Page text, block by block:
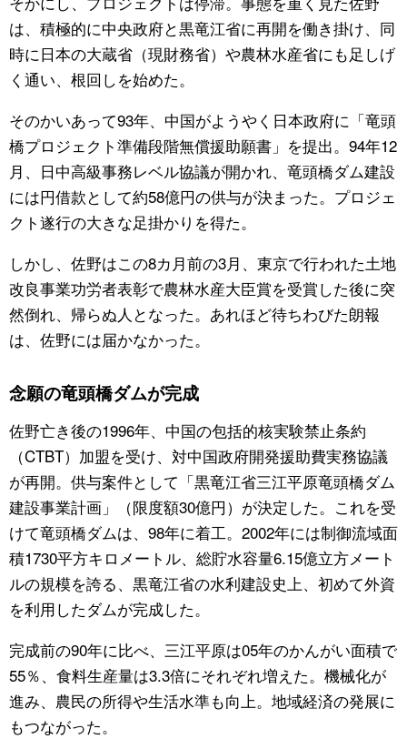
は、積極的に中央政府と黒竜江省に再開を働き掛け、同
時に日本の大蔵省（現財務省）や農林水産省にも足しげ
く通い、根回しを始めた。
そのかいあって93年、中国がようやく日本政府に「竜頭
橋プロジェクト準備段階無償援助願書」を提出。94年12
月、日中高級事務レベル協議が開かれ、竜頭橋ダム建設
には円借款として約58億円の供与が決まった。プロジェ
クト遂行の大きな足掛かりを得た。
しかし、佐野はこの8カ月前の3月、東京で行われた土地
改良事業功労者表彰で農林水産大臣賞を受賞した後に突
然倒れ、帰らぬ人となった。あれほど待ちわびた朗報
は、佐野には届かなかった。
念願の竜頭橋ダムが完成
佐野亡き後の1996年、中国の包括的核実験禁止条約
（CTBT）加盟を受け、対中国政府開発援助費実務協議
が再開。供与案件として「黒竜江省三江平原竜頭橋ダム
建設事業計画」（限度額30億円）が決定した。これを受
けて竜頭橋ダムは、98年に着工。2002年には制御流域面
積1730平方キロメートル、総貯水容量6.15億立方メート
ルの規模を誇る、黒竜江省の水利建設史上、初めて外資
を利用したダムが完成した。
完成前の90年に比べ、三江平原は05年のかんがい面積で
55％、食料生産量は3.3倍にそれぞれ増えた。機械化が
進み、農民の所得や生活水準も向上。地域経済の発展に
もつながった。